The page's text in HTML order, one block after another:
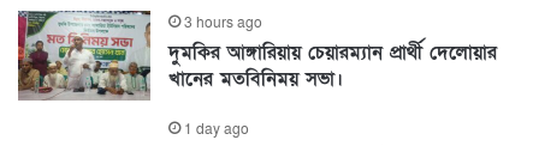
3 hours ago
দুমকির আঙ্গারিয়ায় চেয়ারম্যান প্রার্থী দেলোয়ার
খানের মতবিনিময় সভা।
1 day ago